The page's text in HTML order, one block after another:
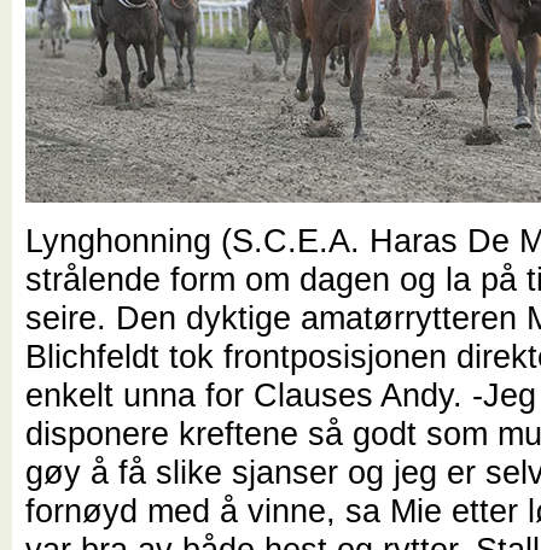
Lynghonning (S.C.E.A. Haras De
strålende form om dagen og la på
seire. Den dyktige amatørrytteren
Blichfeldt tok frontposisjonen
enkelt unna for Clauses Andy. -
disponere kreftene så godt som
gøy å få slike sjanser og jeg er
fornøyd med å vinne, sa Mie etter